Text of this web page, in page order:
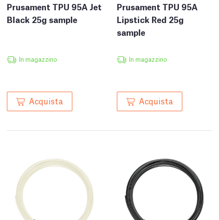
Prusament TPU 95A Jet
Black 25g sample
In magazzino
Acquista
Prusament TPU 95A
Lipstick Red 25g
sample
In magazzino
Acquista